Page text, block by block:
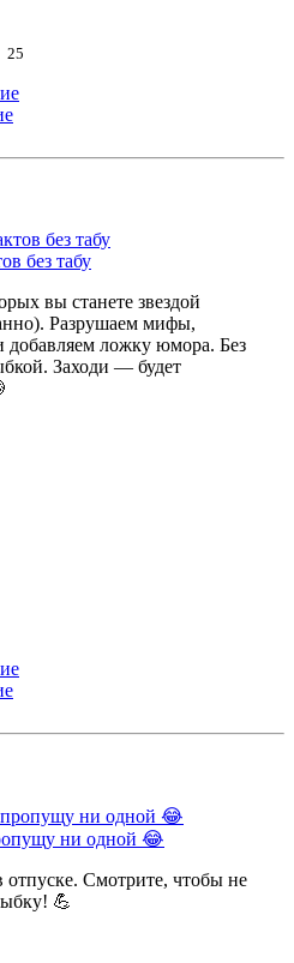
25
без табу
вы станете звездой
Разрушаем мифы,
добавляем ложку юмора. Без
Заходи — будет
ни одной 😂
Смотрите, чтобы не
💪